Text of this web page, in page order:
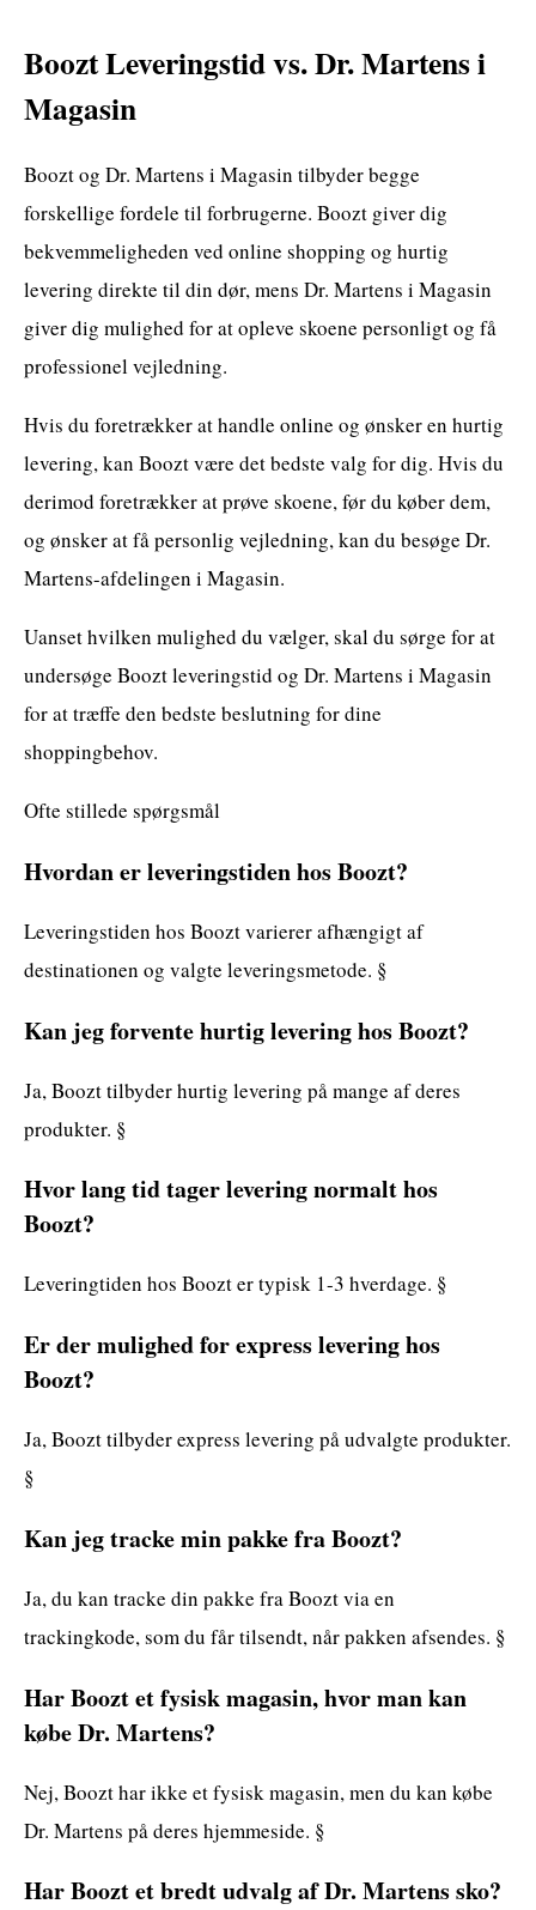
Boozt Leveringstid vs. Dr. Martens i
Magasin
Boozt og Dr. Martens i Magasin tilbyder begge
forskellige fordele til forbrugerne. Boozt giver dig
bekvemmeligheden ved online shopping og hurtig
levering direkte til din dør, mens Dr. Martens i Magasin
giver dig mulighed for at opleve skoene personligt og få
professionel vejledning.
Hvis du foretrækker at handle online og ønsker en hurtig
levering, kan Boozt være det bedste valg for dig. Hvis du
derimod foretrækker at prøve skoene, før du køber dem,
og ønsker at få personlig vejledning, kan du besøge Dr.
Martens-afdelingen i Magasin.
Uanset hvilken mulighed du vælger, skal du sørge for at
undersøge Boozt leveringstid og Dr. Martens i Magasin
for at træffe den bedste beslutning for dine
shoppingbehov.
Ofte stillede spørgsmål
Hvordan er leveringstiden hos Boozt?
Leveringstiden hos Boozt varierer afhængigt af
destinationen og valgte leveringsmetode. §
Kan jeg forvente hurtig levering hos Boozt?
Ja, Boozt tilbyder hurtig levering på mange af deres
produkter. §
Hvor lang tid tager levering normalt hos
Boozt?
Leveringtiden hos Boozt er typisk 1-3 hverdage. §
Er der mulighed for express levering hos
Boozt?
Ja, Boozt tilbyder express levering på udvalgte produkter.
§
Kan jeg tracke min pakke fra Boozt?
Ja, du kan tracke din pakke fra Boozt via en
trackingkode, som du får tilsendt, når pakken afsendes. §
Har Boozt et fysisk magasin, hvor man kan
købe Dr. Martens?
Nej, Boozt har ikke et fysisk magasin, men du kan købe
Dr. Martens på deres hjemmeside. §
Har Boozt et bredt udvalg af Dr. Martens sko?